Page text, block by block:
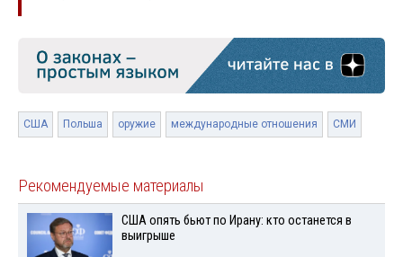
США Польша оружие международные отношения СМИ
Рекомендуемые материалы
США опять бьют по Ирану: кто останется в
выигрыше